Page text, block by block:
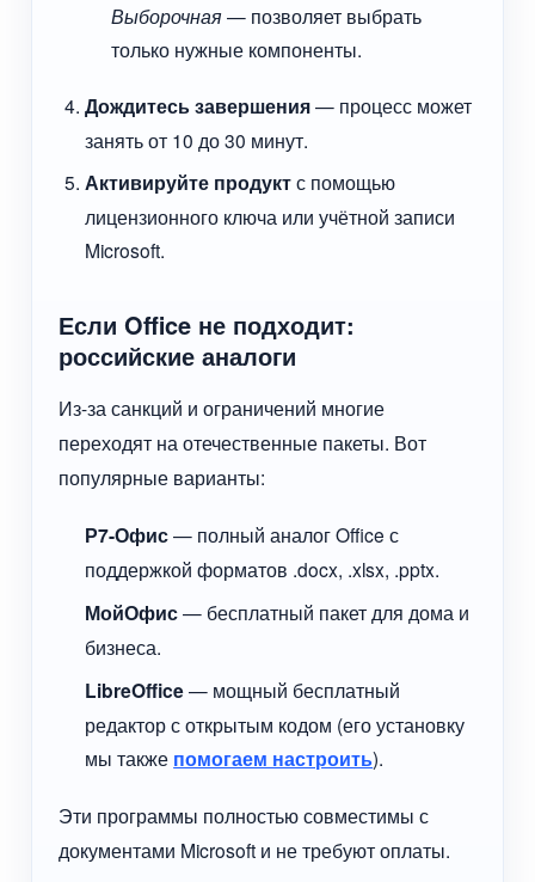
Выборочная— позволяет выбрать
только нужные компоненты.
Дождитесь завершения— процесс может
занять от 10 до 30 минут.
Активируйте продуктс помощью
лицензионного ключа или учётной записи
Microsoft.
Если Office не подходит:
российские аналоги
Из-за санкций и ограничений многие
переходят на отечественные пакеты. Вот
популярные варианты:
Р7-Офис— полный аналог Office с
поддержкой форматов .docx, .xlsx, .pptx.
МойОфис— бесплатный пакет для дома и
бизнеса.
LibreOffice— мощный бесплатный
редактор с открытым кодом (его установку
мы также помогаем настроить).
Эти программы полностью совместимы с
документами Microsoft и не требуют оплаты.